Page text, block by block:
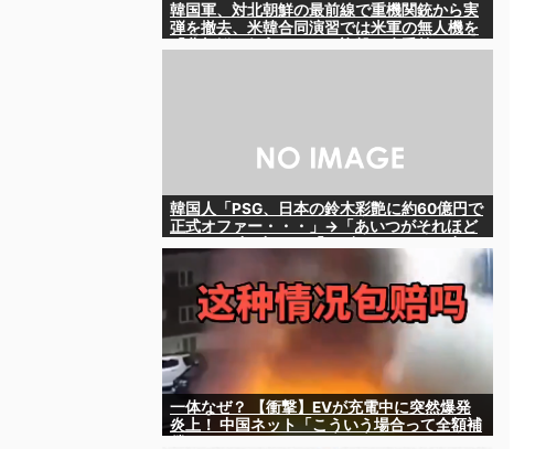
韓国軍、対北朝鮮の最前線で重機関銃から実
弾を撤去、米韓合同演習では米軍の無人機を
韓国人「PSG、日本の鈴木彩艶に約60億円で
正式オファー・・・」→「あいつがそれほど
るとは思わないけど、それでもやっぱり羨ま
しいね」
一体なぜ？ 【衝撃】EVが充電中に突然爆発
炎上！ 中国ネット「こういう場合って全額補